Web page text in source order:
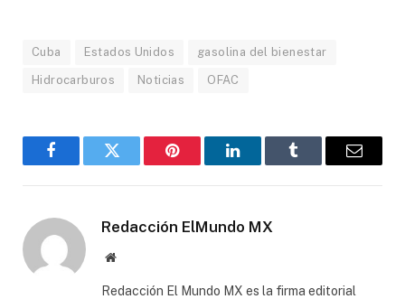
Cuba Estados Unidos gasolina del bienestar
Hidrocarburos Noticias OFAC
FacebookGorjeo Pinterest LinkedInTumblr
Correo
Redacción ElMundo MX
Sitio
Redacción El Mundo MX es la firma editorial